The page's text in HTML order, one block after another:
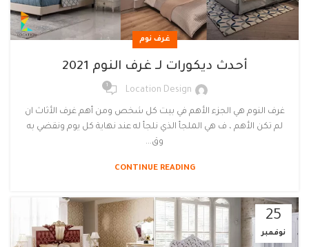
غرف نوم
أحدث ديكورات لـ غرف النوم 2021
Location Design
1
غرف النوم هي الجزء الأهم في بيت كل شخص ومن أهم غرف الأثاث ان
لم تكن الأهم ، ف هي الملجأ الذي نلجأ له عند نهاية كل يوم ونقضي به
وق...
CONTINUE READING
25
نوفمبر